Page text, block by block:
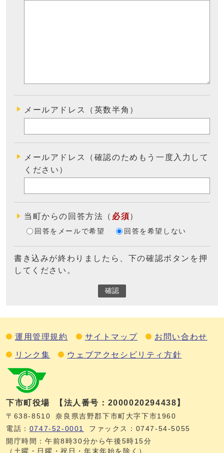
メールアドレス（英数半角）
メールアドレス（確認のためもう一度入力して
ください）
当町からの回答方法 （ 必須）
回答をメールで希望 回答を希望しない
書き込みが終わりましたら、下の確認ボタンを押
してください。
確認
運用管理規約 サイトマップ お問い合わせ
リンク集 ウェブアクセシビリティ方針
下市町役場 【法人番号：2000020294438】
〒638-8510
奈良県吉野郡下市町大字下市1960
電話： 0747‐52‐0001
ファックス：0747‐54‐5055
開庁時間：午前8時30分から午後5時15分
（土曜・日曜・祝日・年末年始を除く）